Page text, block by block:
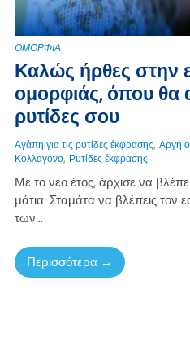
ΟΜΟΡΦΙΑ
Καλώς ήρθες στην
ομορφιάς, όπου θα
ρυτίδες σου
Αγάπη για τις ρυτίδες έκφρασης, Αργή
Κολλαγόνο, Ρυτίδες έκφρασης
Με το νέο έτος, άρχισε να
μάτια. Σταμάτα να βλέπεις
των...
Περισσότερα →